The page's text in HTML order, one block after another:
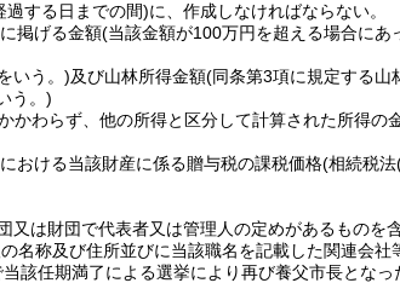
過する日までの間)に、作成しなければならない。
掲げる金額(当該金額が100万円を超える場合にあ
いう。)及び山林所得金額(同条第3項に規定する山
う。)
かわらず、他の所得と区分して計算された所得の
おける当該財産に係る贈与税の課税価格(相続税法
又は財団で代表者又は管理人の定めがあるものを
名称及び住所並びに当該職名を記載した関連会社
該任期満了による選挙により再び養父市長となっ